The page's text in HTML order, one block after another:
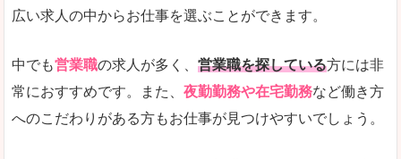
エンジニア職の求人においては、ほかにない専門
求人数が少ないので、逆に探しやすいといった一
広い求人の中からお仕事を選ぶことができます。
中でも営業職の求人が多く、 営業職を探している方には非
常におすすめです。また、 夜勤勤務や在宅勤務など働き方
へのこだわりがある方もお仕事が見つけやすいでしょう。